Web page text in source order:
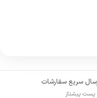
سریع سفارشات
پست پیشتاز